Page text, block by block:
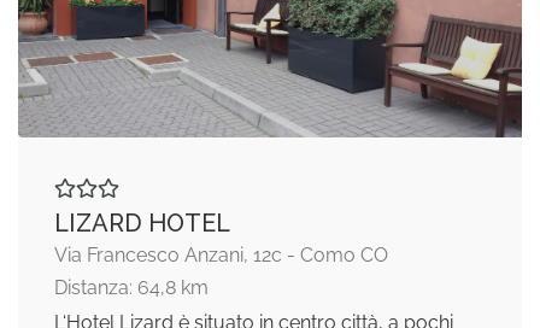
LIZARD HOTEL
Via Francesco Anzani, 12c - Como CO
Distanza: 64,8 km
L‘Hotel Lizard è situato in centro città, a pochi